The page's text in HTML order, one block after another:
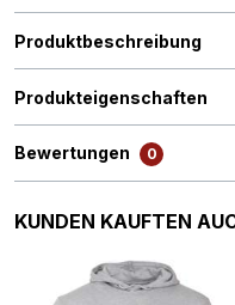
Produktbeschreibung
Produkteigenschaften
Bewertungen 0
Produktgalerie
KUNDEN KAUFTEN